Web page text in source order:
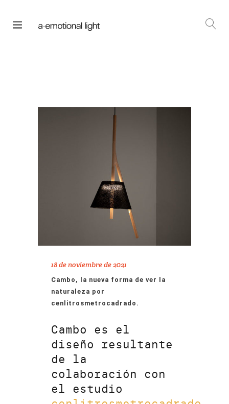
18 de noviembre de 2021
Cambo, la nueva forma de ver la
naturaleza por
cenlitrosmetrocadrado.
Cambo es el
diseño resultante
de la
colaboración con
el estudio